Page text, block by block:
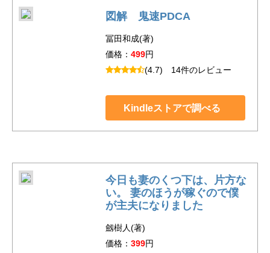
図解 鬼速PDCA
冨田和成(著)
価格： 499円
(4.7) 14件のレビュー
Kindleストアで調べる
今日も妻のくつ下は、片方な
い。 妻のほうが稼ぐので僕
が主夫になりました
劔樹人(著)
価格： 399円